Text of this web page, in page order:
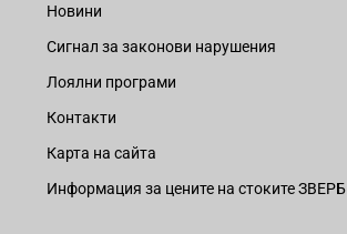
Новини
Сигнал за законови нарушения
Лоялни програми
Контакти
Карта на сайта
Информация за цените на стоките ЗВЕРБ